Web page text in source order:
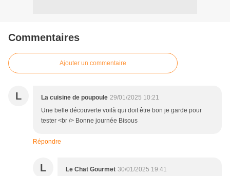
Commentaires
Ajouter un commentaire
L La cuisine de poupoule 29/01/2025 10:21
Une belle découverte voilà qui doit être bon je garde pour
tester <br /> Bonne journée Bisous
Répondre
L Le Chat Gourmet 30/01/2025 19:41